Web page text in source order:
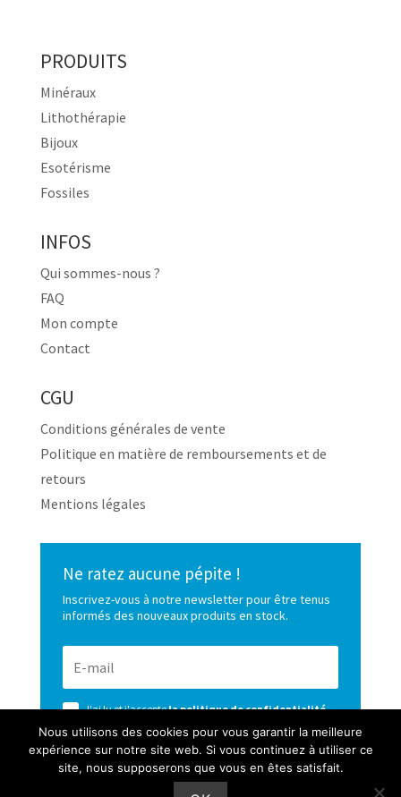
PRODUITS
Minéraux
Lithothérapie
Bijoux
Esotérisme
Fossiles
INFOS
Qui sommes-nous ?
FAQ
Mon compte
Contact
CGU
Conditions générales de vente
Politique en matière de remboursements et de
retours
Mentions légales
Ne ratez aucune pépite !
Inscrivez-vous à notre newsletter pour être tenus
informés des nouveaux produits en stock.
J'ai lu et j'acceptela politique de confidentialité
de ce site
S’ABONNER
Nous utilisons des cookies pour vous garantir la meilleure
expérience sur notre site web. Si vous continuez à utiliser ce
site, nous supposerons que vous en êtes satisfait.